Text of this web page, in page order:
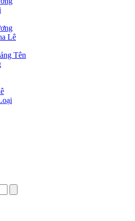
Lê
Tên